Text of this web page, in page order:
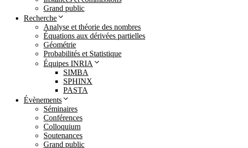
Grand public
Recherche
Analyse et théorie des nombres
Équations aux dérivées partielles
Géométrie
Probabilités et Statistique
Équipes INRIA
SIMBA
SPHINX
PASTA
Évènements
Séminaires
Conférences
Colloquium
Soutenances
Grand public